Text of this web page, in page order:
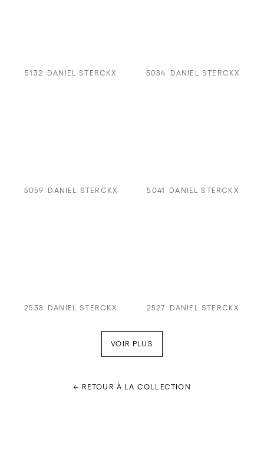
5132 DANIEL STERCKX 5084 DANIEL STERCKX
5059 DANIEL STERCKX 5041 DANIEL STERCKX
2538 DANIEL STERCKX 2527 DANIEL STERCKX
VOIR PLUS
← RETOUR À LA COLLECTION